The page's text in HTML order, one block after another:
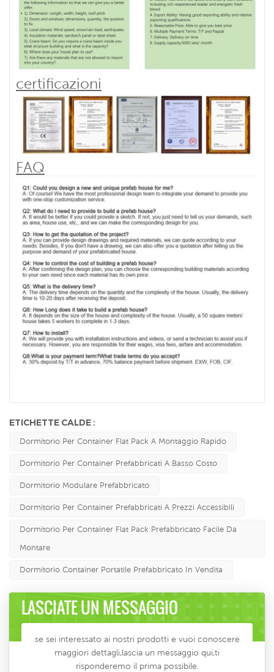
certificazioni
FAQ
ETICHETTE CALDE :
Dormitorio Per Container Flat Pack A Montaggio Rapido
Dormitorio Per Container Prefabbricati A Basso Costo
Dormitorio Modulare Prefabbricato
Dormitorio Per Container Prefabbricati A Prezzi Accessibili
Dormitorio Per Container Flat Pack Prefabbricato Facile Da
Montare
Dormitorio Container Portatile Prefabbricato In Vendita
LASCIATE UN MESSAGGIO
se sei interessato ai nostri prodotti e vuoi conoscere
maggiori dettagli,lascia un messaggio qui,ti
risponderemo il prima possibile.